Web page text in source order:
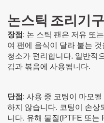
논스틱 조리기구
장점 : 논 스틱 팬은 저유 또
여 팬에 음식이 달라 붙는
청소가 편리합니다. 일반적
김과 볶음에 사용됩니다.
단점 : 사용 중 코팅이 마모
하지 않습니다. 코팅이 손상
니다. 유해 물질(PTFE 또는